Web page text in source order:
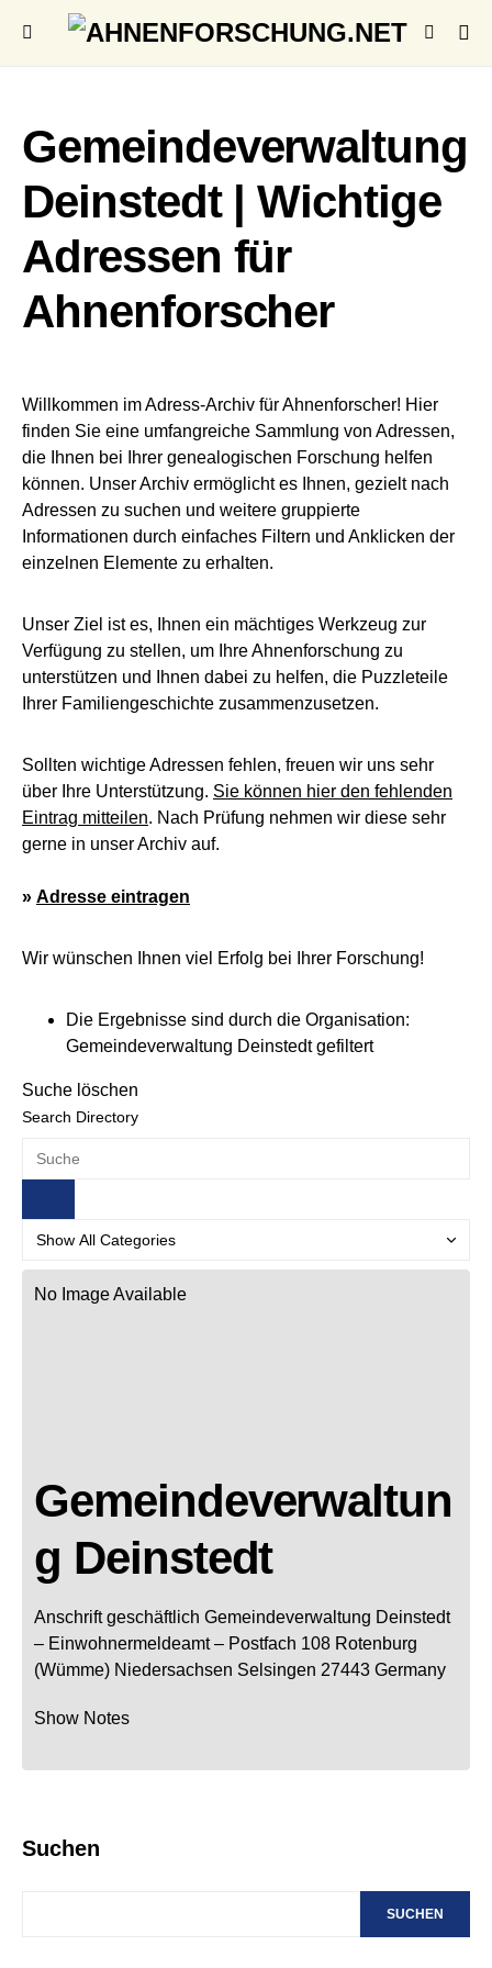
Gemeindeverwaltung
Deinstedt | Wichtige
Adressen für
Ahnenforscher
Willkommen im Adress-Archiv für Ahnenforscher! Hier
finden Sie eine umfangreiche Sammlung von Adressen,
die Ihnen bei Ihrer genealogischen Forschung helfen
können. Unser Archiv ermöglicht es Ihnen, gezielt nach
Adressen zu suchen und weitere gruppierte
Informationen durch einfaches Filtern und Anklicken der
einzelnen Elemente zu erhalten.
Unser Ziel ist es, Ihnen ein mächtiges Werkzeug zur
Verfügung zu stellen, um Ihre Ahnenforschung zu
unterstützen und Ihnen dabei zu helfen, die Puzzleteile
Ihrer Familiengeschichte zusammenzusetzen.
Sollten wichtige Adressen fehlen, freuen wir uns sehr
über Ihre Unterstützung. Sie können hier den fehlenden
Eintrag mitteilen. Nach Prüfung nehmen wir diese sehr
gerne in unser Archiv auf.
» Adresse eintragen
Wir wünschen Ihnen viel Erfolg bei Ihrer Forschung!
Die Ergebnisse sind durch die Organisation:
Gemeindeverwaltung Deinstedt gefiltert
Suche löschen
Search Directory
No Image Available
Gemeindeverwaltun
g Deinstedt
Anschrift geschäftlich Gemeindeverwaltung Deinstedt
– Einwohnermeldeamt – Postfach 108 Rotenburg
(Wümme) Niedersachsen Selsingen 27443 Germany
Show Notes
Suchen
SUCHEN